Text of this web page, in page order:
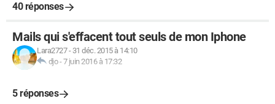
40 réponses
Mails qui s'effacent tout seuls de mon Iphone
Lara2727- 31 déc. 2015 à 14:10
djo-7 juin 2016 à 17:32
5 réponses